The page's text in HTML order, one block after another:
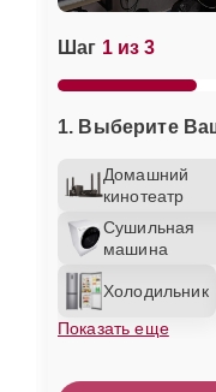
Шаг 1 из 3
1. Выберите
Домашний
кинотеатр
Сушильная
машина
Холодильник
Показать еще